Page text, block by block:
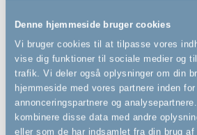
Denne hjemmeside bruger cookies
Vi bruger cookies til at tilpasse vores
vise dig funktioner til sociale medier og
trafik. Vi deler også oplysninger om din
hjemmeside med vores partnere inden
annonceringspartnere og
kombinere disse data med andre
eller som de har indsamlet fra din brug af